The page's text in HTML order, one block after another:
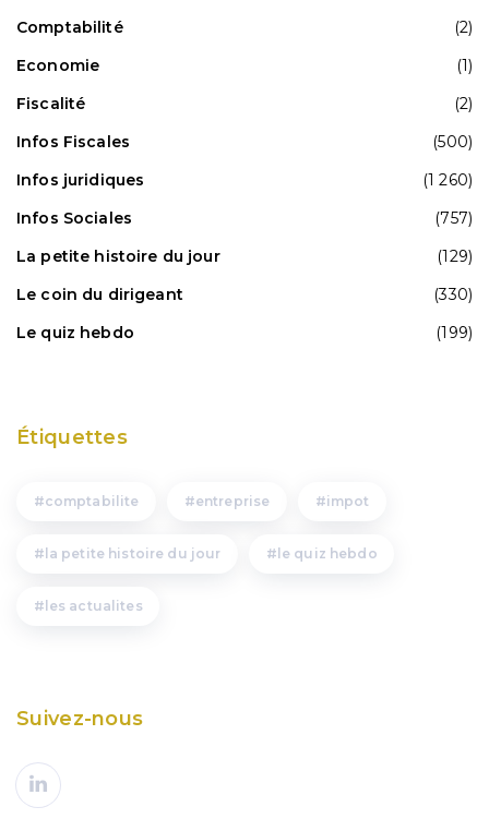
Comptabilité
(2)
Economie
(1)
Fiscalité
(2)
Infos Fiscales
(500)
Infos juridiques
(1 260)
Infos Sociales
(757)
La petite histoire du jour
(129)
Le coin du dirigeant
(330)
Le quiz hebdo
(199)
Étiquettes
comptabilite entreprise impot
la petite histoire du jour le quiz hebdo
les actualites
Suivez-nous